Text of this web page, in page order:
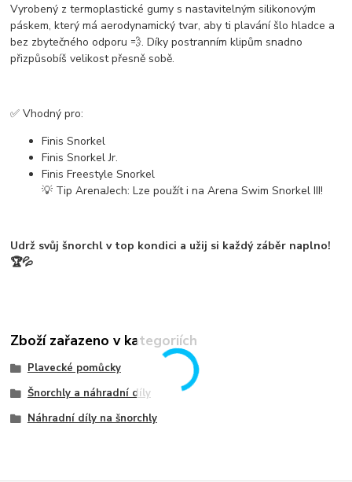
Vyrobený ztermoplastické gumy snastavitelným silikonovým
páskem, který má aerodynamický tvar, aby ti plavání šlo hladce a
bez zbytečného odporu 💨. Díkypostranním klipům snadno
přizpůsobíš velikost přesně sobě.
✅ Vhodný pro:
Finis Snorkel
Finis Snorkel Jr.
Finis Freestyle Snorkel
💡 Tip ArenaJech: Lze použít i naArena Swim Snorkel III!
Udrž svůj šnorchlv top kondici a užij si každý záběr naplno!
🏆💦
Zboží zařazeno v kategoriích
Plavecké pomůcky
Šnorchly a náhradní díly
Náhradní díly na šnorchly